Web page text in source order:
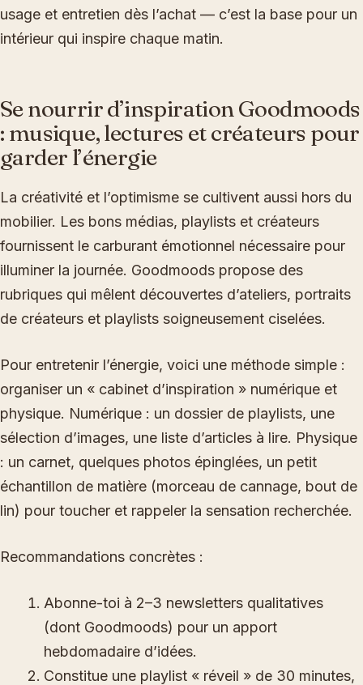
usage et entretien dès l’achat — c’est la base pour un
intérieur qui inspire chaque matin.
Se nourrir d’inspiration Goodmoods
: musique, lectures et créateurs pour
garder l’énergie
La créativité et l’optimisme se cultivent aussi hors du
mobilier. Les bons médias, playlists et créateurs
fournissent le carburant émotionnel nécessaire pour
illuminer la journée. Goodmoods propose des
rubriques qui mêlent découvertes d’ateliers, portraits
de créateurs et playlists soigneusement ciselées.
Pour entretenir l’énergie, voici une méthode simple :
organiser un « cabinet d’inspiration » numérique et
physique. Numérique : un dossier de playlists, une
sélection d’images, une liste d’articles à lire. Physique
: un carnet, quelques photos épinglées, un petit
échantillon de matière (morceau de cannage, bout de
lin) pour toucher et rappeler la sensation recherchée.
Recommandations concrètes :
Abonne-toi à 2–3 newsletters qualitatives
(dont Goodmoods) pour un apport
hebdomadaire d’idées.
Constitue une playlist « réveil » de 30 minutes,